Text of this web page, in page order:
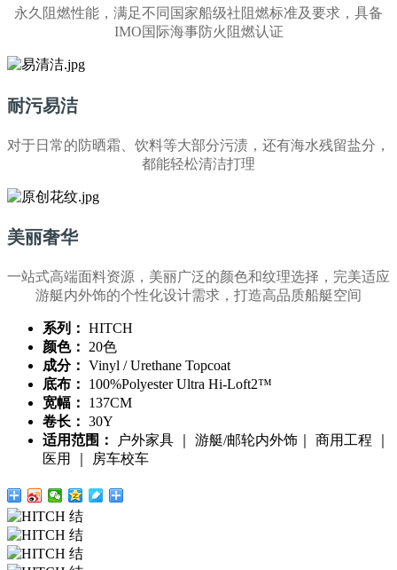
永久阻燃性能，满足不同国家船级社阻燃标准及要求，具备
IMO国际海事防火阻燃认证
耐污易洁
对于日常的防晒霜、饮料等大部分污渍，还有海水残留盐分，
都能轻松清洁打理
美丽奢华
一站式高端面料资源，美丽广泛的颜色和纹理选择，完美适应
游艇内外饰的个性化设计需求，打造高品质船艇空间
系列： HITCH
颜色：
20色
成分： Vinyl / Urethane Topcoat
底布：
100%Polyester Ultra Hi-Loft2™
宽幅：
137CM
卷长： 30Y
适用范围：
户外家具 ｜ 游艇/邮轮内外饰｜ 商用工程 ｜
医用 ｜ 房车校车